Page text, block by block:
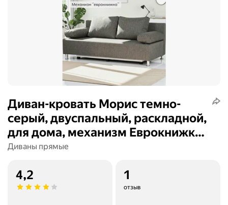
Диван-кровать Морис темно-
серый, двуспальный, раскладной,
для дома, механизм Еврокнижка
Divan24
Диваны прямые
4,2 1
отзыв